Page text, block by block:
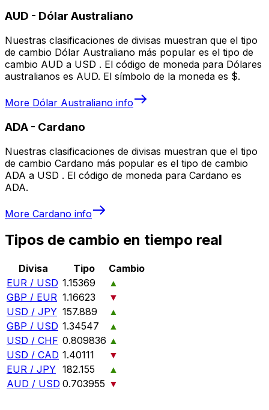
AUD - Dólar Australiano
Nuestras clasificaciones de divisas muestran que el tipo
de cambio Dólar Australiano más popular es el tipo de
cambio AUD a USD . El código de moneda para Dólares
australianos es AUD. El símbolo de la moneda es $.
More Dólar Australiano info
ADA - Cardano
Nuestras clasificaciones de divisas muestran que el tipo
de cambio Cardano más popular es el tipo de cambio
ADA a USD . El código de moneda para Cardano es
ADA.
More Cardano info
Tipos de cambio en tiempo real
Divisa Tipo
Cambio
EUR / USD 1.15369
▲
GBP / EUR 1.16623
▼
USD / JPY 157.889
▲
GBP / USD 1.34547
▲
USD / CHF 0.809836 ▲
USD / CAD 1.40111
▼
EUR / JPY 182.155
▲
AUD / USD 0.703955 ▼